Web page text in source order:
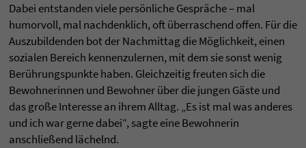
Dabei entstanden viele persönliche Gespräche – mal
humorvoll, mal nachdenklich, oft überraschend offen. Für die
Auszubildenden bot der Nachmittag die Möglichkeit, einen
sozialen Bereich kennenzulernen, mit dem sie sonst wenig
Berührungspunkte haben. Gleichzeitig freuten sich die
Bewohnerinnen und Bewohner über die jungen Gäste und
das große Interesse an ihrem Alltag. „Es ist mal was anderes
und ich war gerne dabei“, sagte eine Bewohnerin
anschließend lächelnd.